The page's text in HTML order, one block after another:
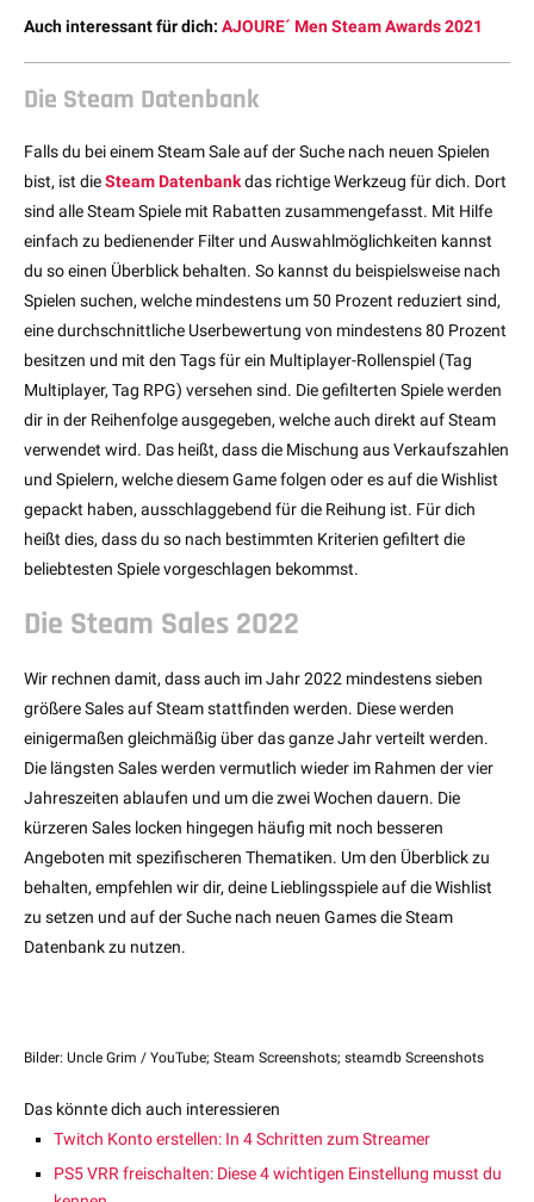
Auch interessant für dich: AJOURE´ Men Steam Awards 2021
Die Steam Datenbank
Falls du bei einem Steam Sale auf der Suche nach neuen Spielen
bist, ist dieSteam Datenbankdas richtige Werkzeug für dich. Dort
sind alle Steam Spiele mit Rabatten zusammengefasst. Mit Hilfe
einfach zu bedienender Filter und Auswahlmöglichkeiten kannst
du so einen Überblick behalten. So kannst du beispielsweise nach
Spielen suchen, welche mindestens um 50 Prozent reduziert sind,
eine durchschnittliche Userbewertung von mindestens 80 Prozent
besitzen und mit den Tags für ein Multiplayer-Rollenspiel (Tag
Multiplayer, Tag RPG) versehen sind. Die gefilterten Spiele werden
dir in der Reihenfolge ausgegeben, welche auch direkt auf Steam
verwendet wird. Das heißt, dass die Mischung aus Verkaufszahlen
und Spielern, welche diesem Game folgen oder es auf die Wishlist
gepackt haben, ausschlaggebend für die Reihung ist. Für dich
heißt dies, dass du so nach bestimmten Kriterien gefiltert die
beliebtesten Spiele vorgeschlagen bekommst.
Die Steam Sales 2022
Wir rechnen damit, dass auch im Jahr 2022 mindestens sieben
größere Sales auf Steam stattfinden werden. Diese werden
einigermaßen gleichmäßig über das ganze Jahr verteilt werden.
Die längsten Sales werden vermutlich wieder im Rahmen der vier
Jahreszeiten ablaufen und um die zwei Wochen dauern. Die
kürzeren Sales locken hingegen häufig mit noch besseren
Angeboten mit spezifischeren Thematiken. Um den Überblick zu
behalten, empfehlen wir dir, deine Lieblingsspiele auf die Wishlist
zu setzen und auf der Suche nach neuen Games die Steam
Datenbank zu nutzen.
Bilder: Uncle Grim / YouTube; Steam Screenshots; steamdb Screenshots
Das könnte dich auch interessieren
Twitch Konto erstellen: In 4 Schritten zum Streamer
PS5 VRR freischalten: Diese 4 wichtigen Einstellung musst du